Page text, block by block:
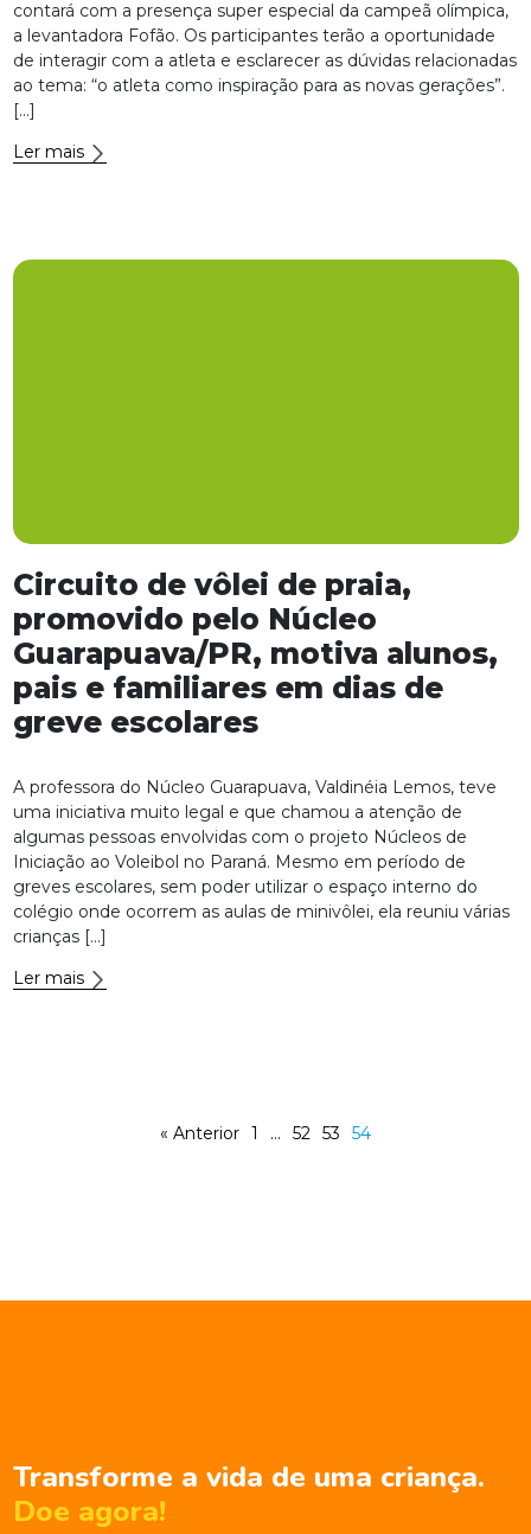
contará com a presença super especial da campeã olímpica,
a levantadora Fofão. Os participantes terão a oportunidade
de interagir com a atleta e esclarecer as dúvidas relacionadas
ao tema: “o atleta como inspiração para as novas gerações”.
[…]
Ler mais
Circuito de vôlei de praia,
promovido pelo Núcleo
Guarapuava/PR, motiva alunos,
pais e familiares em dias de
greve escolares
A professora do Núcleo Guarapuava, Valdinéia Lemos, teve
uma iniciativa muito legal e que chamou a atenção de
algumas pessoas envolvidas com o projeto Núcleos de
Iniciação ao Voleibol no Paraná. Mesmo em período de
greves escolares, sem poder utilizar o espaço interno do
colégio onde ocorrem as aulas de minivôlei, ela reuniu várias
crianças […]
Ler mais
« Anterior 1 … 52 53 54
Transforme a vida de uma criança.
Doe agora!